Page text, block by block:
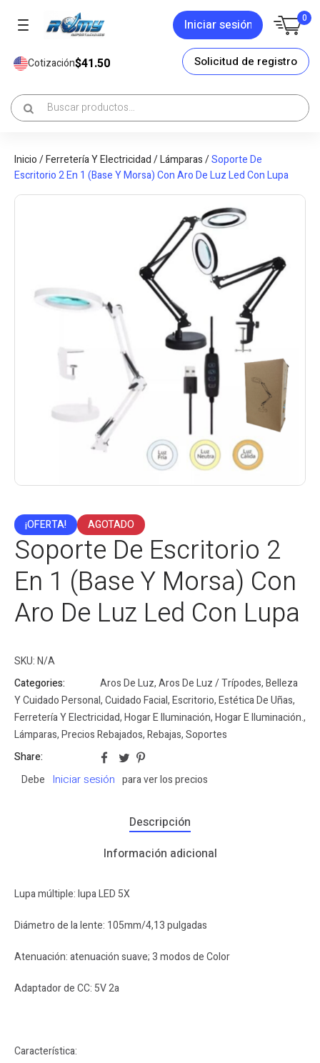
Iniciar sesión 0
Cotización$41.50 Solicitud de registro
Inicio/Ferretería Y Electricidad/Lámparas/Soporte De
Escritorio 2 En 1 (Base Y Morsa) Con Aro De Luz Led Con Lupa
¡OFERTA! AGOTADO
Soporte De Escritorio 2
En 1 (Base Y Morsa) Con
Aro De Luz Led Con Lupa
SKU:N/A
Categories:
Aros De Luz,Aros De Luz / Trípodes,Belleza
Y Cuidado Personal,Cuidado Facial,Escritorio,Estética De Uñas,
Ferretería Y Electricidad,Hogar E Iluminación,Hogar E Iluminación.,
Lámparas,Precios Rebajados,Rebajas,Soportes
Share:
Debe
Iniciar sesión para ver los precios
Descripción
Información adicional
Lupa múltiple: lupa LED 5X
Diámetro de la lente: 105mm/4,13 pulgadas
Atenuación: atenuación suave; 3 modos de Color
Adaptador de CC: 5V 2a
Característica: